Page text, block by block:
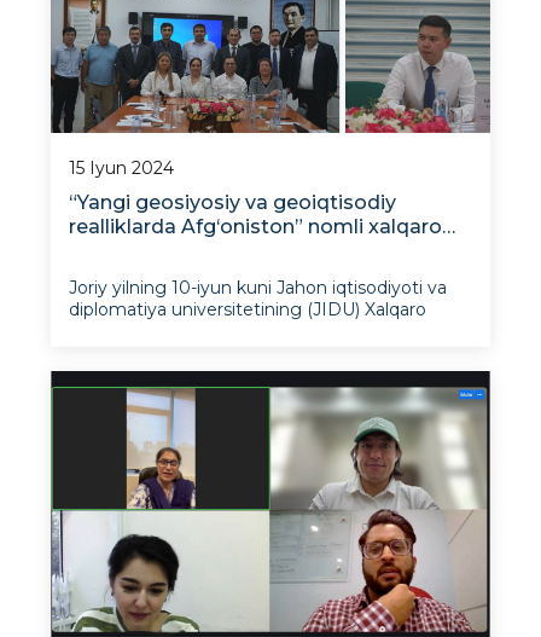
15 Iyun 2024
“Yangi geosiyosiy va geoiqtisodiy
realliklarda Afg‘oniston” nomli xalqaro
Joriy yilning 10-iyun kuni Jahon iqtisodiyoti va
diplomatiya universitetining (JIDU) Xalqaro
institutining (IXTI) ilmiy xodimi Islomxon
Gafarov Al-Farobiy nomidagi Qozoq milliy
universiteti (QozMU) tomonidan